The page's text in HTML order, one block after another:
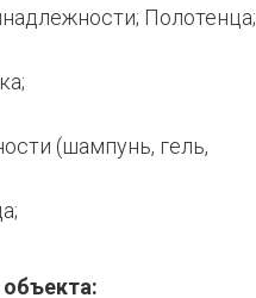
Полотенца;
(шампунь, гель,